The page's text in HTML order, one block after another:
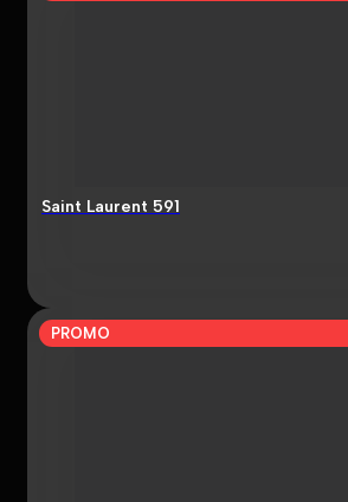
Saint Laurent 591
PROMO